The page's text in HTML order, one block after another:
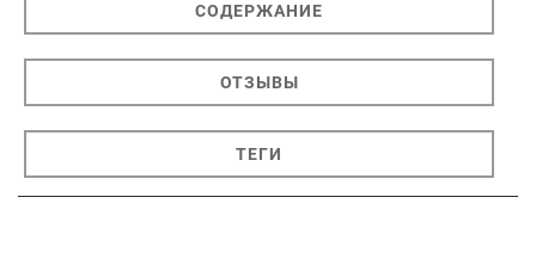
СОДЕРЖАНИЕ
ОТЗЫВЫ
ТЕГИ